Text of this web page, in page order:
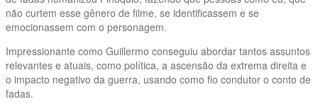
não curtem esse gênero de filme, se identificassem e se
emocionassem com o personagem.
Impressionante como Guillermo conseguiu abordar tantos assuntos
relevantes e atuais, como política, a ascensão da extrema direita e
o impacto negativo da guerra, usando como fio condutor o conto de
fadas.